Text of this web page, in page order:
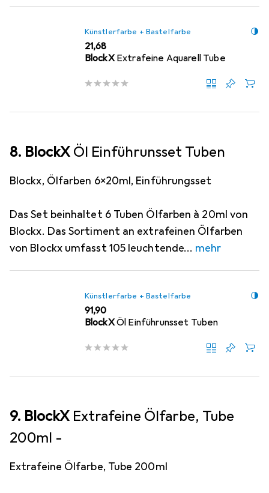
Künstlerfarbe + Bastelfarbe
EUR
21,68
BlockX Extrafeine Aquarell Tube
8. BlockX Öl Einführunsset Tuben
Blockx, Ölfarben 6x20ml, Einführungsset
Das Set beinhaltet 6 Tuben Ölfarben à 20ml von
Blockx. Das Sortiment an extrafeinen Ölfarben
von Blockx umfasst 105 leuchtende
mehr
Künstlerfarbe + Bastelfarbe
EUR
91,90
BlockXÖl Einführunsset Tuben
9. BlockX Extrafeine Ölfarbe, Tube
200ml -
Extrafeine Ölfarbe, Tube 200ml